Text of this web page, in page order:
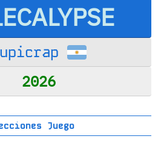
2026
Juego